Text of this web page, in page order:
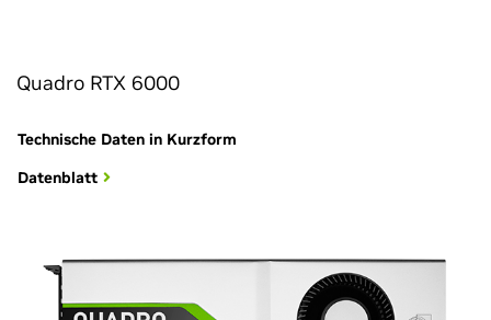
Quadro RTX 6000
Technische Daten in Kurzform
Datenblatt